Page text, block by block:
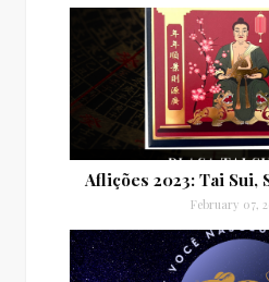
Aflições 2023: Tai Sui,
February 07,